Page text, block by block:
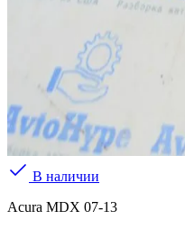
В наличии
Acura MDX 07-13